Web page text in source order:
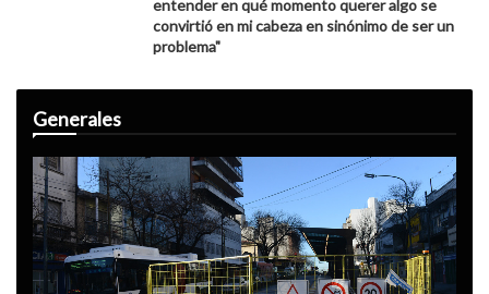
entender en qué momento querer algo se
convirtió en mi cabeza en sinónimo de ser un
problema"
Generales